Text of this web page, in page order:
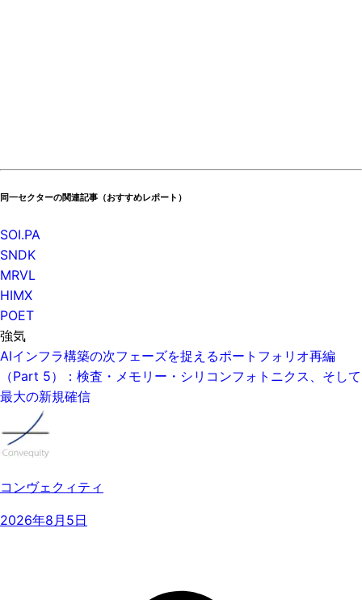
同一セクターの関連記事（おすすめレポート）
SOI.PA
SNDK
MRVL
HIMX
POET
強気
AIインフラ構築の次フェーズを捉えるポートフォリオ再編
（Part 5）：検査・メモリー・シリコンフォトニクス、そして
最大の新規確信
コンヴェクィティ
2026年8月5日